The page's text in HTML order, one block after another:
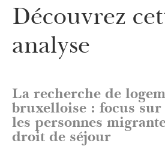
Découvrez
analyse
La recherche de
bruxelloise : focus
les personnes
droit de séjour